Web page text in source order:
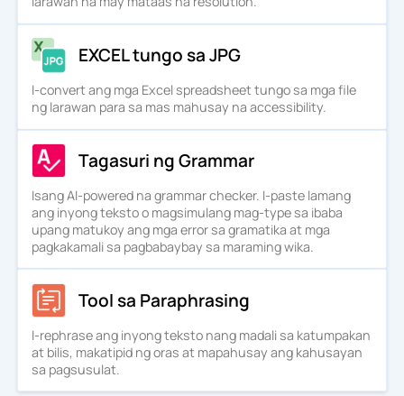
EXCEL tungo sa JPG
I-convert ang mga Excel spreadsheet tungo sa mga file
ng larawan para sa mas mahusay na accessibility.
Tagasuri ng Grammar
Isang AI-powered na grammar checker. I-paste lamang
ang inyong teksto o magsimulang mag-type sa ibaba
upang matukoy ang mga error sa gramatika at mga
pagkakamali sa pagbabaybay sa maraming wika.
Tool sa Paraphrasing
I-rephrase ang inyong teksto nang madali sa katumpakan
at bilis, makatipid ng oras at mapahusay ang kahusayan
sa pagsusulat.